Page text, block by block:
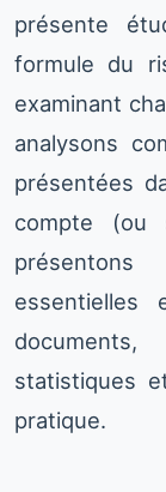
présente
formule du
examinant
analysons
présentées
compte (ou
essentielles
statistiques
pratique.